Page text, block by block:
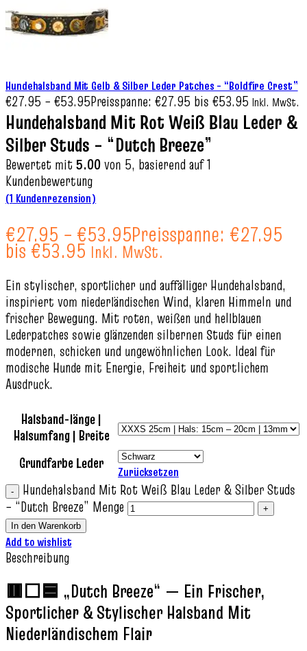
Hundehalsband Mit Gelb & Silber Leder Patches – “Boldfire Crest”
€27.95 – €53.95Preisspanne: €27.95 bis €53.95 Inkl. MwSt.
Hundehalsband Mit Rot Weiß Blau Leder &
Silber Studs – “Dutch Breeze”
Bewertet mit5.00von 5, basierend auf1
Kundenbewertung
(1 Kundenrezension)
€27.95 – €53.95Preisspanne: €27.95
bis €53.95 Inkl. MwSt.
Ein stylischer, sportlicher und auffälliger Hundehalsband,
inspiriert vom niederländischen Wind, klaren Himmeln und
frischer Bewegung. Mit roten, weißen und hellblauen
Lederpatches sowie glänzenden silbernen Studs für einen
modernen, schicken und ungewöhnlichen Look. Ideal für
modische Hunde mit Energie, Freiheit und sportlichem
Ausdruck.
Halsband-länge |
Halsumfang | Breite
Grundfarbe Leder
Zurücksetzen
Hundehalsband Mit Rot Weiß Blau Leder & Silber Studs
– “Dutch Breeze” Menge
In den Warenkorb
Add to wishlist
Beschreibung
🟥⬜🟦 „Dutch Breeze“ — Ein Frischer,
Sportlicher & Stylischer Halsband Mit
Niederländischem Flair